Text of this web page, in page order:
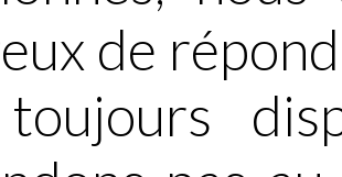
de